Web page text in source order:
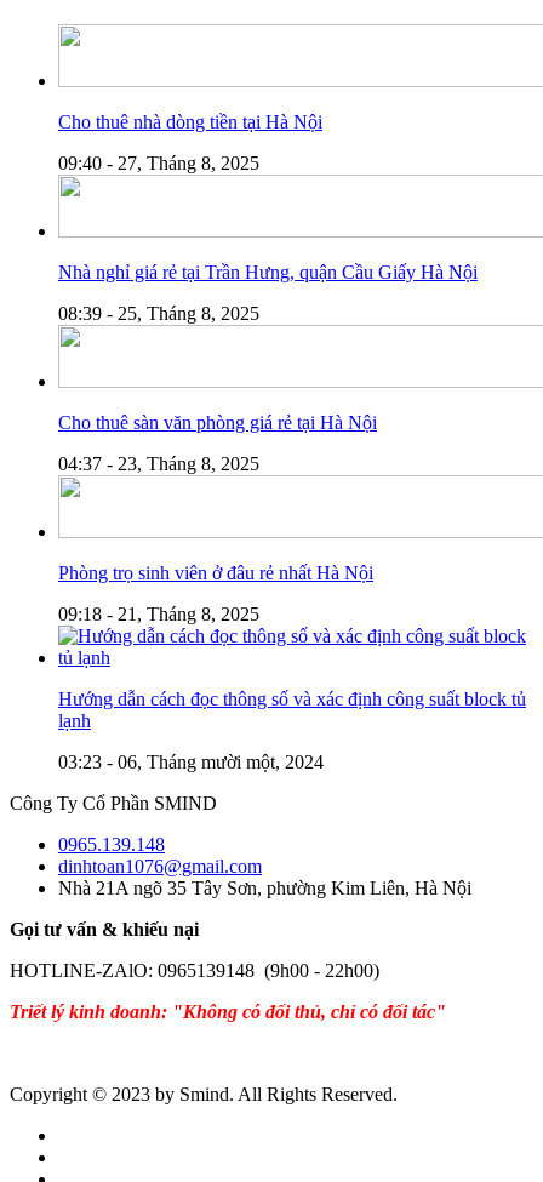
Cho thuê nhà dòng tiền tại Hà Nội
09:40 - 27, Tháng 8, 2025
Nhà nghỉ giá rẻ tại Trần Hưng, quận Cầu Giấy Hà Nội
08:39 - 25, Tháng 8, 2025
Cho thuê sàn văn phòng giá rẻ tại Hà Nội
04:37 - 23, Tháng 8, 2025
Phòng trọ sinh viên ở đâu rẻ nhất Hà Nội
09:18 - 21, Tháng 8, 2025
Hướng dẫn cách đọc thông số và xác định công suất block tủ
lạnh
03:23 - 06, Tháng mười một, 2024
Công Ty Cổ Phần SMIND
0965.139.148
dinhtoan1076@gmail.com
Nhà 21A ngõ 35 Tây Sơn, phường Kim Liên, Hà Nội
Gọi tư vấn & khiếu nại
HOTLINE-ZAlO: 0965139148 (9h00 - 22h00)
Triết lý kinh doanh: "Không có đối thủ, chỉ có đối tác"
Copyright © 2023 by Smind. All Rights Reserved.